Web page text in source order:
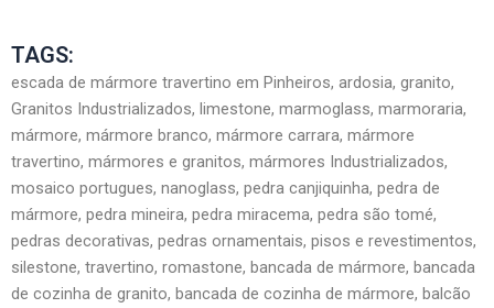
TAGS:
escada de mármore travertino em Pinheiros, ardosia, granito,
Granitos Industrializados, limestone, marmoglass, marmoraria,
mármore, mármore branco, mármore carrara, mármore
travertino, mármores e granitos, mármores Industrializados,
mosaico portugues, nanoglass, pedra canjiquinha, pedra de
mármore, pedra mineira, pedra miracema, pedra são tomé,
pedras decorativas, pedras ornamentais, pisos e revestimentos,
silestone, travertino, romastone, bancada de mármore, bancada
de cozinha de granito, bancada de cozinha de mármore, balcão